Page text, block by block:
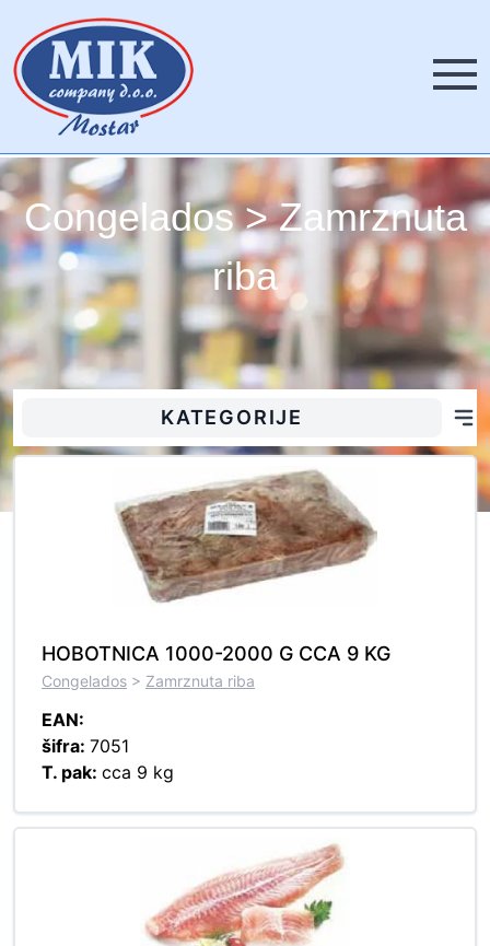
Congelados > Zamrznuta
riba
KATEGORIJE
HOBOTNICA 1000-2000 G CCA 9 KG
Congelados > Zamrznuta riba
EAN:
šifra: 7051
T. pak: cca 9 kg